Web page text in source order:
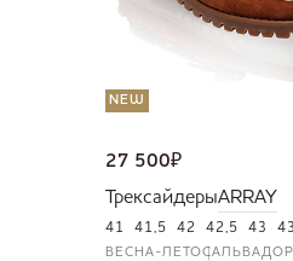
NEW
27 500₽
ТрексайдерыARRAY
41 41,5 42 42,5 43
ВЕСНА-ЛЕТОСАЛЬВАДОР